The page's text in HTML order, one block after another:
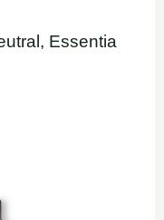
Essentia